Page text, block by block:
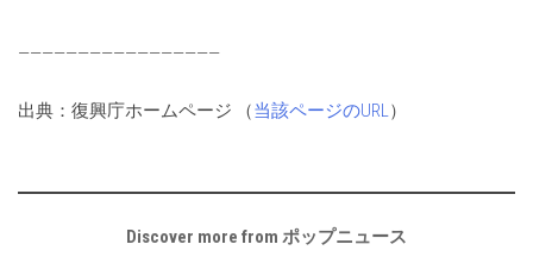
—————————————————
出典：復興庁ホームページ （当該ページのURL）
Discover more from ポップニュース